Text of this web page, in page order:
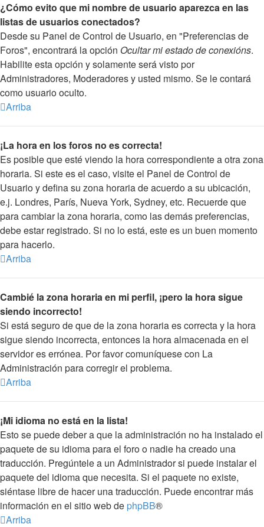
¿Cómo evito que mi nombre de usuario aparezca en las
listas de usuarios conectados?
Desde su Panel de Control de Usuario, en "Preferencias de
Foros", encontrará la opción Ocultar mi estado de conexións.
Habilite esta opción y solamente será visto por
Administradores, Moderadores y usted mismo. Se le contará
como usuario oculto.
Arriba
¡La hora en los foros no es correcta!
Es posible que esté viendo la hora correspondiente a otra zona
horaria. Si este es el caso, visite el Panel de Control de
Usuario y defina su zona horaria de acuerdo a su ubicación,
e.j. Londres, París, Nueva York, Sydney, etc. Recuerde que
para cambiar la zona horaria, como las demás preferencias,
debe estar registrado. Si no lo está, este es un buen momento
para hacerlo.
Arriba
Cambié la zona horaria en mi perfil, ¡pero la hora sigue
siendo incorrecto!
Si está seguro de que de la zona horaria es correcta y la hora
sigue siendo incorrecta, entonces la hora almacenada en el
servidor es errónea. Por favor comuníquese con La
Administración para corregir el problema.
Arriba
¡Mi idioma no está en la lista!
Esto se puede deber a que la administración no ha instalado el
paquete de su idioma para el foro o nadie ha creado una
traducción. Pregúntele a un Administrador si puede instalar el
paquete del idioma que necesita. Si el paquete no existe,
siéntase libre de hacer una traducción. Puede encontrar más
información en el sitio web de phpBB®
Arriba